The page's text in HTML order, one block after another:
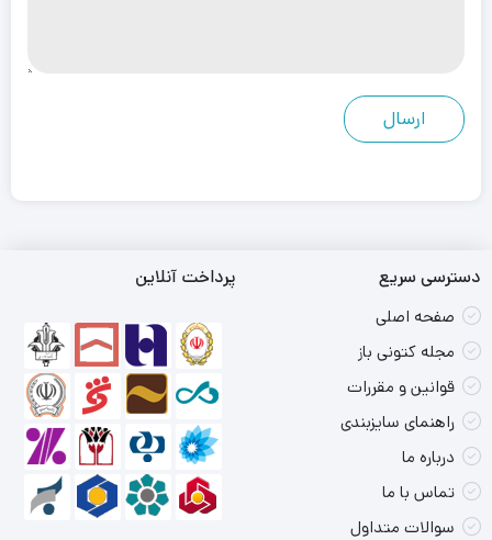
دسترسی سریع
صفحه اصلی
مجله کتونی باز
قوانین و مقررات
راهنمای سایزبندی
درباره ما
تماس با ما
سوالات متداول
پرداخت آنلاین